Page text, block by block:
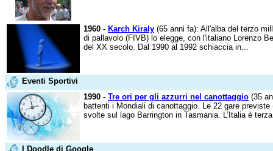
1960 - Karch Kiraly (65 anni fa): All'alba del terzo
di pallavolo (FIVB) lo elegge, con l'italiano Lorenzo
del XX secolo. Dal 1990 al 1992 schiaccia in...
Eventi Sportivi
1990 - Tre ori per gli azzurri nel canottaggio (35
battenti i Mondiali di canottaggio. Le 22 gare
svolte sul lago Barrington in Tasmania. L’Italia è
I Doodle di Google